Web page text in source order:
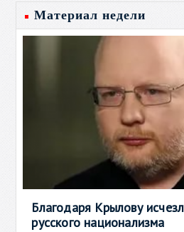
Материал недели
Благодаря Крылову
русского национализма